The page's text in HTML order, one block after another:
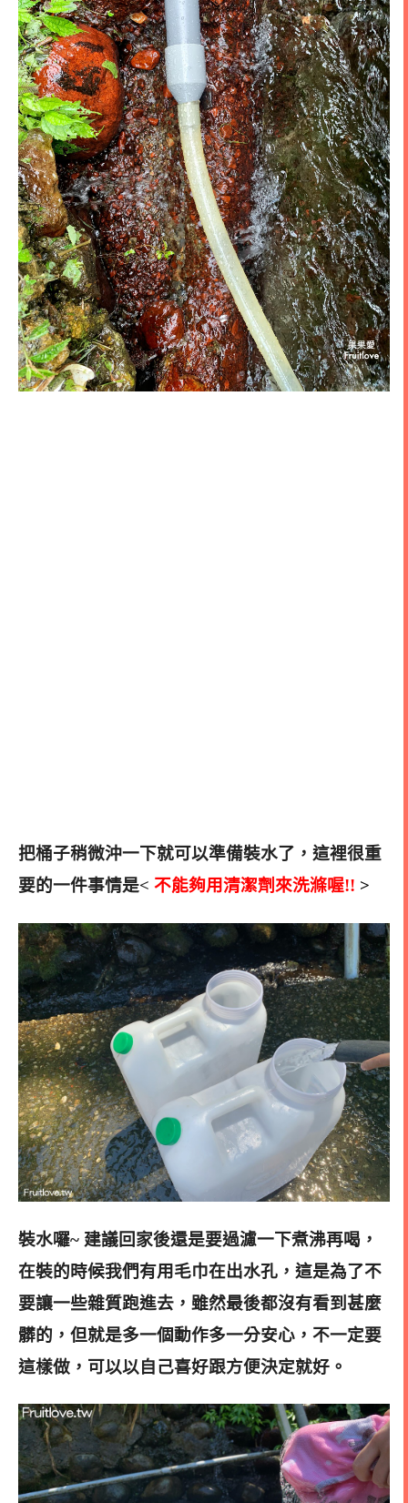
把桶子稍微沖一下就可以準備裝水了，這裡很重
要的一件事情是< 不能夠用清潔劑來洗滌喔!! >
裝水囉~ 建議回家後還是要過濾一下煮沸再喝，
在裝的時候我們有用毛巾在出水孔，這是為了不
要讓一些雜質跑進去，雖然最後都沒有看到甚麼
髒的，但就是多一個動作多一分安心，不一定要
這樣做，可以以自己喜好跟方便決定就好。